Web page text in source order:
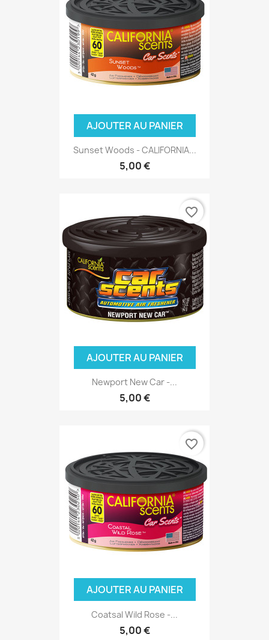
AJOUTER AU PANIER
Sunset Woods - CALIFORNIA...
5,00 €
AJOUTER AU PANIER
Newport New Car -...
5,00 €
favorite_border
AJOUTER AU PANIER
Coatsal Wild Rose -...
5,00 €
favorite_border